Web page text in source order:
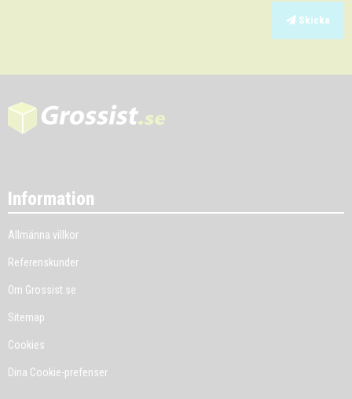
Skicka
Information
Allmänna villkor
Referenskunder
Om Grossist.se
Sitemap
Cookies
Dina Cookie-prefenser